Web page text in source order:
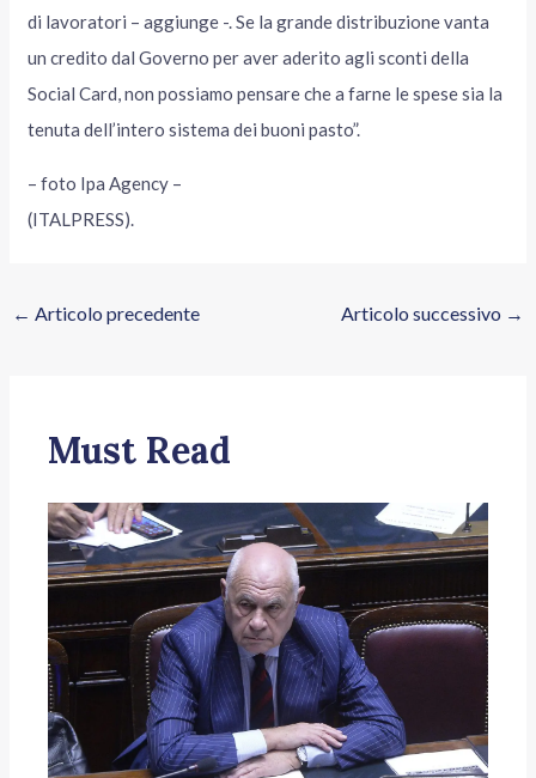
di lavoratori – aggiunge -. Se la grande distribuzione vanta
un credito dal Governo per aver aderito agli sconti della
Social Card, non possiamo pensare che a farne le spese sia la
tenuta dell’intero sistema dei buoni pasto”.
– foto Ipa Agency –
(ITALPRESS).
← Articolo precedente Articolo successivo →
Must Read